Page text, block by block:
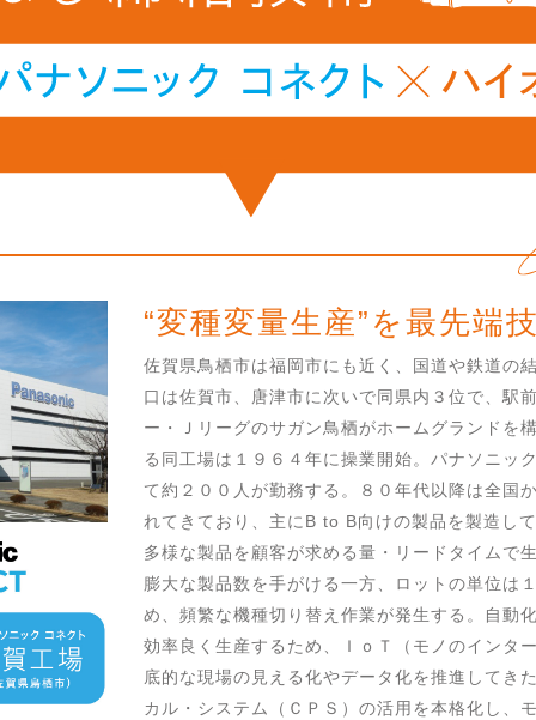
“変種変量生産”を最先端
佐賀県鳥栖市は福岡市にも近く、国道や鉄道の
口は佐賀市、唐津市に次いで同県内３位で、駅
ー・Ｊリーグのサガン鳥栖がホームグランドを
る同工場は１９６４年に操業開始。パナソニッ
て約２００人が勤務する。８０年代以降は全国
れてきており、主にB to B向けの製品を製造し
多様な製品を顧客が求める量・リードタイムで
膨大な製品数を手がける一方、ロットの単位は
め、頻繁な機種切り替え作業が発生する。自動
効率良く生産するため、ＩｏＴ（モノのインタ
底的な現場の見える化やデータ化を推進してき
カル・システム（ＣＰＳ）の活用を本格化し、